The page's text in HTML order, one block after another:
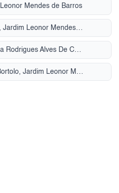
Mendes de Barros
Rua Jose Martins Borges, Jardim Leonor Mendes de Barros
Avenida Professora Virgilia Rodrigues Alves De Car, Jardim Leonor Mendes de Barros
Rua Vereadorua Angelo Bortolo, Jardim Leonor Mendes de Barros